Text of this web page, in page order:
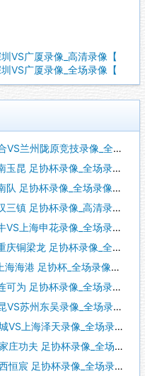
VS广厦录像_高清录像【
VS广厦录像_全场录像【
竞技录像_全场录像【视频集锦】
杯录像_全场录像【全场回放】
录像_全场录像【全场回放】
杯录像_高清录像【全场回放】
花录像_全场录像【全场回放】
协杯录像_全场录像【全场回放】
协杯_全场录像【全场回放】
杯录像_全场录像【全场回放】
吴录像_全场录像【高清回放】
天录像_全场录像【高清回放】
杯录像_全场录像【高清回放】
杯录像_全场录像【高清回放】